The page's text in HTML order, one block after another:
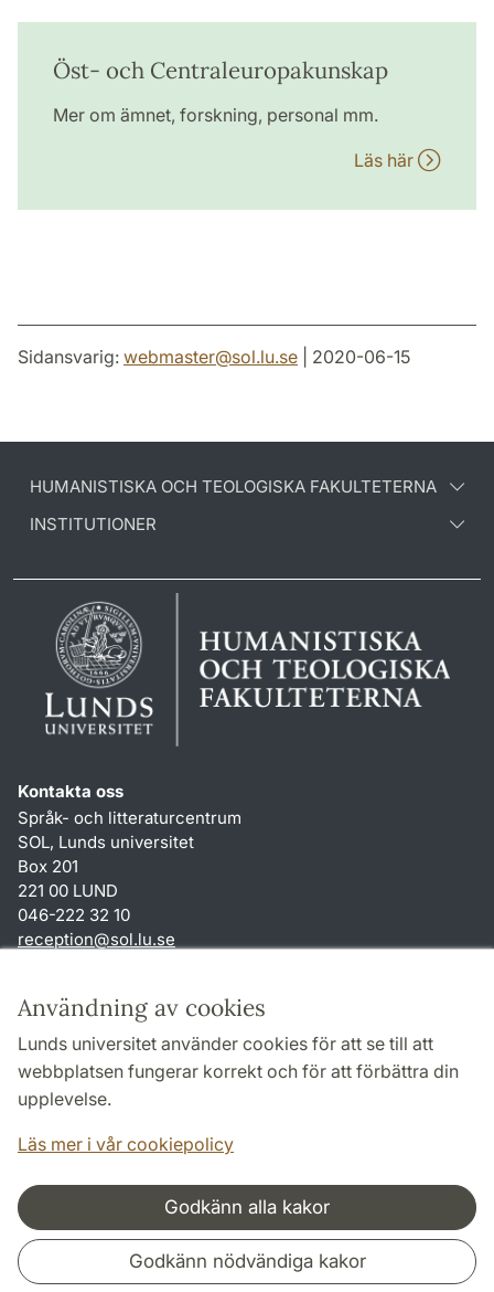
Användning av cookies
Lunds universitet använder cookies för att se till att
webbplatsen fungerar korrekt och för att förbättra din
upplevelse.
Läs mer i vår cookiepolicy
Godkänn alla kakor
Godkänn nödvändiga kakor
Öst- och Centraleuropakunskap
Mer om ämnet, forskning, personal mm.
Läs här
Sidansvarig: webmaster@sol.lu.se | 2020-06-15
HUMANISTISKA OCH TEOLOGISKA FAKULTETERNA
INSTITUTIONER
Kontakta oss
Språk- och litteraturcentrum
SOL, Lunds universitet
Box 201
221 00 LUND
046-222 32 10
reception@sol.lu.se
Genvägar
Om webbplatsen och cookies
Behandling av personuppgifter
Tillgänglighetsredogörelse
Samarbeten och nätverk